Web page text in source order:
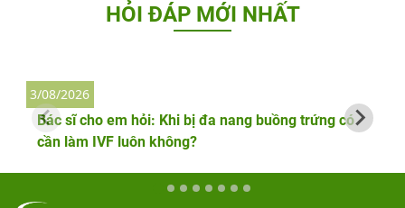
HỎI ĐÁP MỚI NHẤT
Bác sĩ cho em hỏi: Khi bị đa nang buồng trứng có
cần làm IVF luôn không?
3/08/2026